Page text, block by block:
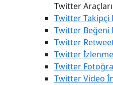
Twitter Araçları
TwitterTakipçi
Twitter Beğeni
Twitter
Twitter
Twitter
TwitterVideo